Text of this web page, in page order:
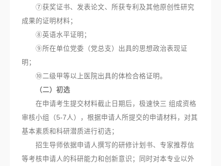
⑦获奖证书、发表论文、所获专利及其他原创性研究
成果的证明材料；
⑧英语水平证明；
⑨所在单位党委（党总支）出具的思想政治表现证
明；
⑩二级甲等以上医院出具的体检合格证明。
（二）初选
在申请考生提交材料截止日期后，极速快三 组成资格
审核小组（5-7人），根据申请人所提交的申请材料，对其
基本素质和科研潜质进行初选；
招生导师依据申请人撰写的研修计划书、专家推荐信
等考核申请人的科研能力和创新意识；同时对本专业以外